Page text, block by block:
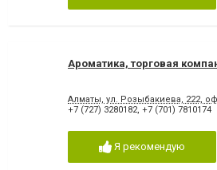
Ароматика, торговая
Алматы, ул. Розыбакиева, 222,
+7 (727) 3280182, +7 (701) 7810174
Я рекомендую